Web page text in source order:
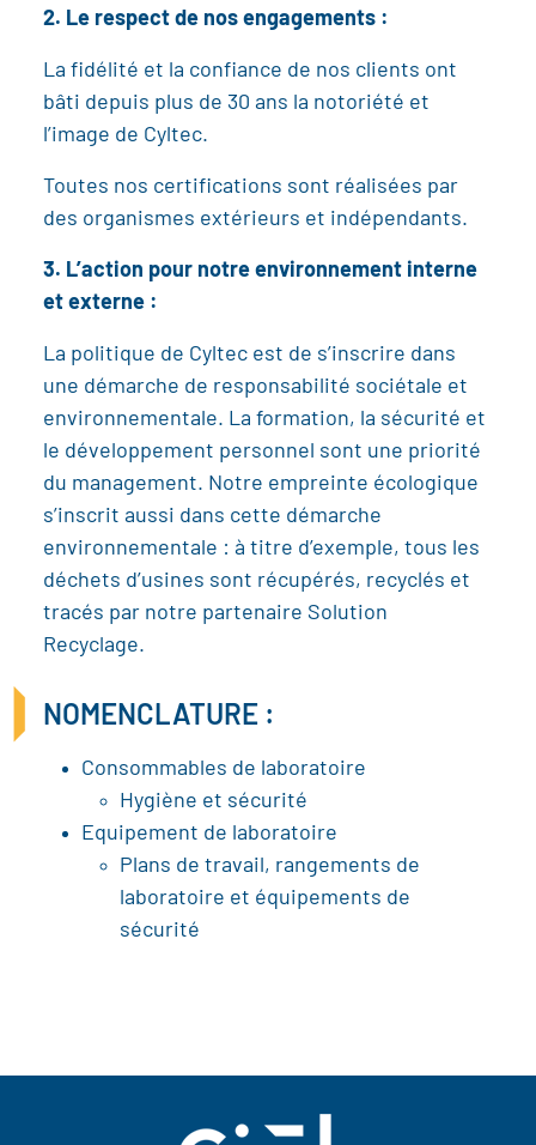
2. Le respect de nos engagements :
La fidélité et la confiance de nos clients ont
bâti depuis plus de 30 ans la notoriété et
l’image de Cyltec.
Toutes nos certifications sont réalisées par
des organismes extérieurs et indépendants.
3. L’action pour notre environnement interne
et externe :
La politique de Cyltec est de s’inscrire dans
une démarche de responsabilité sociétale et
environnementale. La formation, la sécurité et
le développement personnel sont une priorité
du management. Notre empreinte écologique
s’inscrit aussi dans cette démarche
environnementale : à titre d’exemple, tous les
déchets d’usines sont récupérés, recyclés et
tracés par notre partenaire Solution
Recyclage.
NOMENCLATURE :
Consommables de laboratoire
Hygiène et sécurité
Equipement de laboratoire
Plans de travail, rangements de
laboratoire et équipements de
sécurité